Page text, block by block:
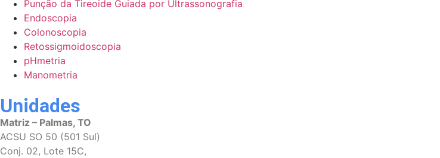
Punção da Tireoide Guiada por Ultrassonografia
Endoscopia
Colonoscopia
Retossigmoidoscopia
pHmetria
Manometria
Unidades
Matriz – Palmas, TO
ACSU SO 50 (501 Sul)
Conj. 02, Lote 15C,